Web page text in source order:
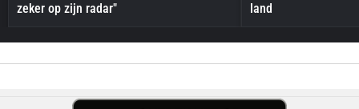
zeker op zijn radar"
land